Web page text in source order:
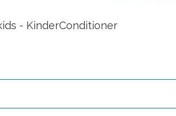
- KinderConditioner